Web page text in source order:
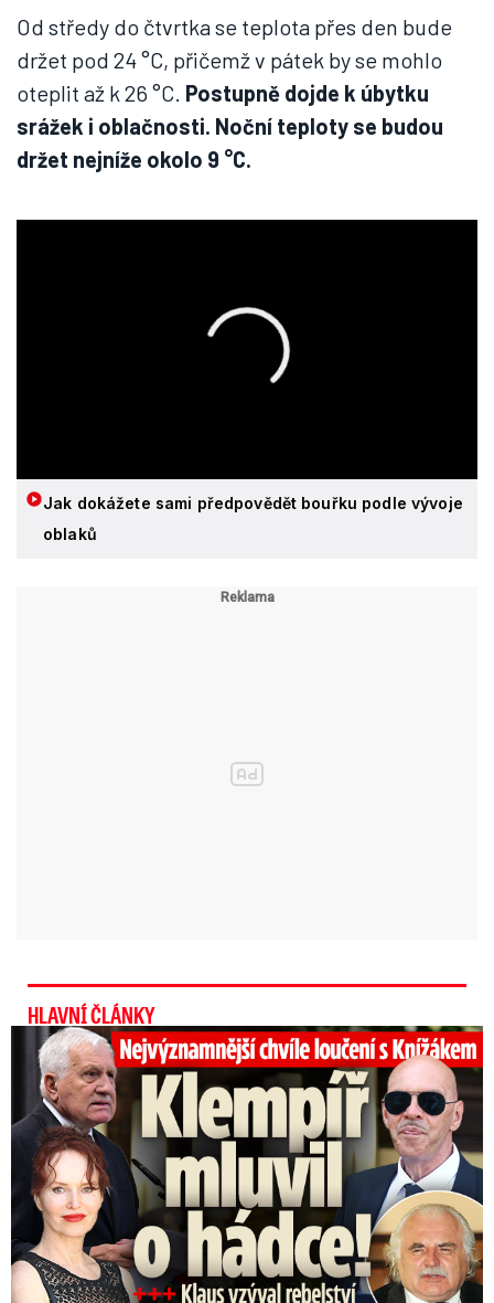
Od středy do čtvrtka se teplota přes den bude
držet pod 24 °C, přičemž v pátek by se mohlo
oteplit až k 26 °C. Postupně dojde k úbytku
srážek i oblačnosti. Noční teploty se budou
držet nejníže okolo 9 °C.
Jak dokážete sami předpovědět bouřku podle vývoje
oblaků
HLAVNÍ ČLÁNKY
Top momenty pohřbu Knížáka: Dojatý Klempíř, Pospíšil s Medou